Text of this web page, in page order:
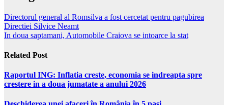
Directorul general al Romsilva a fost cercetat pentru pagubirea
Directiei Silvice Neamt
In doua saptamani, Automobile Craiova se intoarce la stat
Related Post
Raportul ING: Inflatia creste, economia se indreapta spre
crestere in a doua jumatate a anului 2026